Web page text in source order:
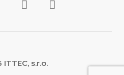
s.r.o.